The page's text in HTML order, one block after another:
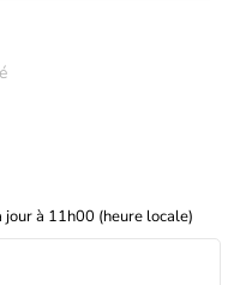
jour à 11h00 (heure locale)